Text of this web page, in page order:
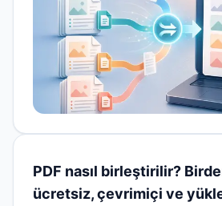
PDF nasıl birleştirilir?
ücretsiz, çevrimiçi ve